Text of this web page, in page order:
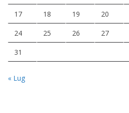
17 18 19 20
24 25 26 27
31
« Lug